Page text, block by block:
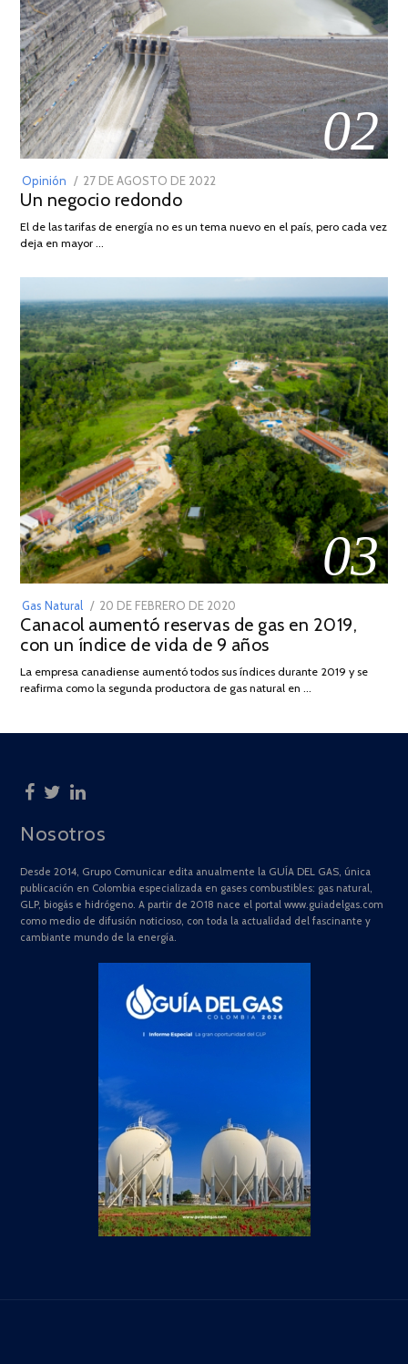
02
Opinión
POSTED
ON
27 DE AGOSTO DE 2022
DE
Un negocio redondo
El de las tarifas de energía no es un tema nuevo en el país, pero cada vez
deja en mayor …
03
Gas Natural
POSTED
ON
20 DE FEBRERO DE 2020
DE
JULIO
2025
Canacol aumentó reservas de gas en 2019,
con un índice de vida de 9 años
La empresa canadiense aumentó todos sus índices durante 2019 y se
reafirma como la segunda productora de gas natural en …
Nosotros
Desde 2014, Grupo Comunicar edita anualmente la GUÍA DEL GAS, única
publicación en Colombia especializada en gases combustibles: gas natural,
GLP, biogás e hidrógeno. A partir de 2018 nace el portal www.guiadelgas.com
como medio de difusión noticioso, con toda la actualidad del fascinante y
cambiante mundo de la energía.